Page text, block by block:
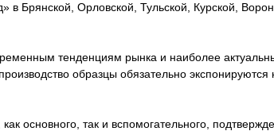
Орловской, Тульской, Курской,
тенденциям рынка и наиболее
образцы обязательно
основного, так и вспомогательного,